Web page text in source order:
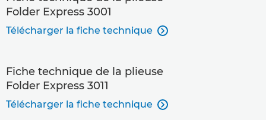
Folder Express 3001
Télécharger la fiche technique 
Fiche technique de la plieuse
Folder Express 3011
Télécharger la fiche technique 